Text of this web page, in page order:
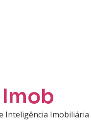
Inteligência Imobiliária